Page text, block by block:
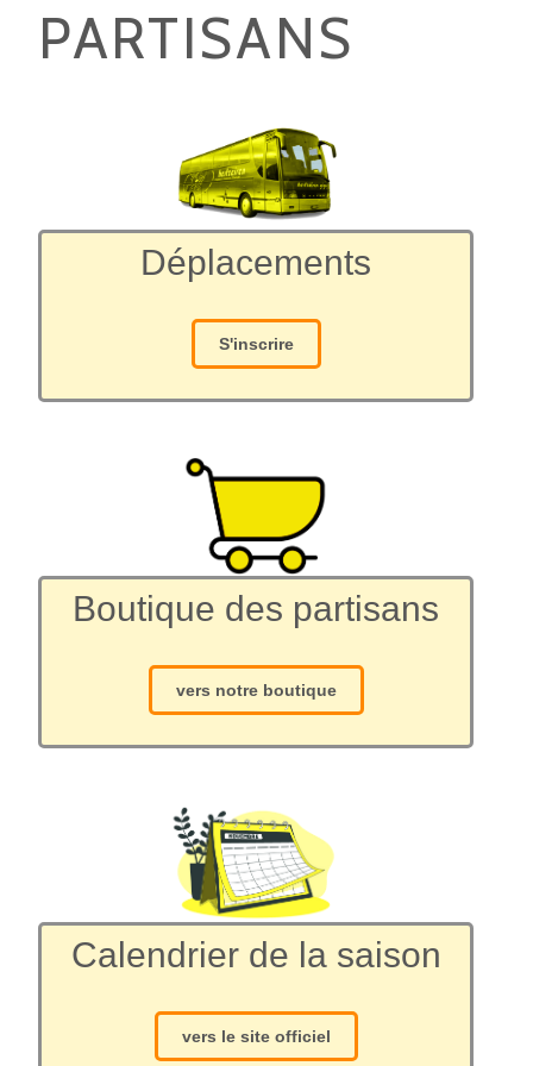
PARTISANS
Déplacements
S'inscrire
Boutique des partisans
vers notre boutique
Calendrier de la saison
vers le site officiel